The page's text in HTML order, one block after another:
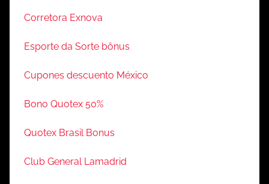
Corretora Exnova
Esporte da Sorte bônus
Cupones descuento México
Bono Quotex 50%
Quotex Brasil Bonus
Club General Lamadrid